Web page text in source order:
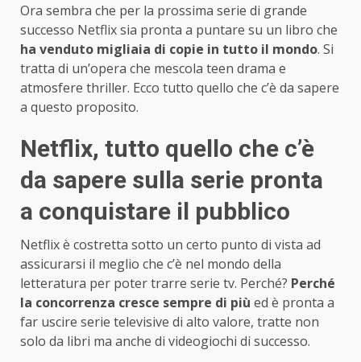
Ora sembra che per la prossima serie di grande
successo Netflix sia pronta a puntare su un libro che
ha venduto migliaia di copie in tutto il mondo. Si
tratta di un’opera che mescola teen drama e
atmosfere thriller. Ecco tutto quello che c’è da sapere
a questo proposito.
Netflix, tutto quello che c’è
da sapere sulla serie pronta
a conquistare il pubblico
Netflix è costretta sotto un certo punto di vista ad
assicurarsi il meglio che c’è nel mondo della
letteratura per poter trarre serie tv. Perché? Perché
la concorrenza cresce sempre di più ed è pronta a
far uscire serie televisive di alto valore, tratte non
solo da libri ma anche di videogiochi di successo.